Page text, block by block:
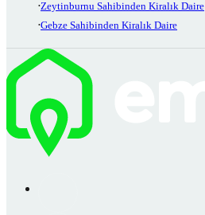
Zeytinburnu Sahibinden Kiralık Daire
Gebze Sahibinden Kiralık Daire